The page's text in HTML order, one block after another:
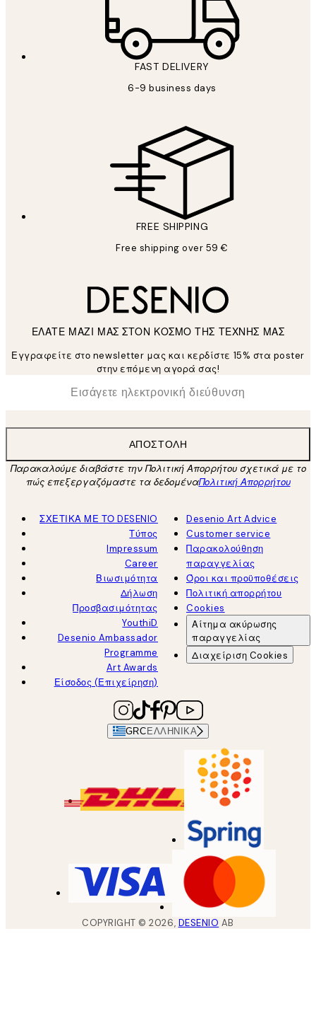
FAST DELIVERY
6-9 business days
FREE SHIPPING
Free shipping over 59 €
ΕΛΑΤΕ ΜΑΖΙ ΜΑΣ ΣΤΟΝ ΚΟΣΜΟ ΤΗΣ ΤΕΧΝΗΣ ΜΑΣ
Εγγραφείτε στο newsletter μας και κερδίστε 15% στα poster
στην επόμενη αγορά σας!
Ηλεκτρονική Διεύθυνση
ΑΠΟΣΤΟΛΉ
Παρακαλούμε διαβάστε την Πολιτική Απορρήτου σχετικά με το
πώς επεξεργαζόμαστε τα δεδομέναΠολιτική Απορρήτου
ΣΧΕΤΙΚΑ ΜΕ ΤΟ DESENIO
Τύπος
Impressum
Career
Βιωσιμότητα
Δήλωση
Προσβασιμότητας
YouthiD
Desenio Ambassador
Programme
Art Awards
Είσοδος (Επιχείρηση)
Desenio Art Advice
Customer service
Παρακολούθηση
παραγγελίας
Όροι και προϋποθέσεις
Πολιτική απορρήτου
Cookies
Αίτημα ακύρωσης
παραγγελίας
Διαχείριση Cookies
GRC ΕΛΛΗΝΙΚΆ
COPYRIGHT ©2026, DESENIO AB